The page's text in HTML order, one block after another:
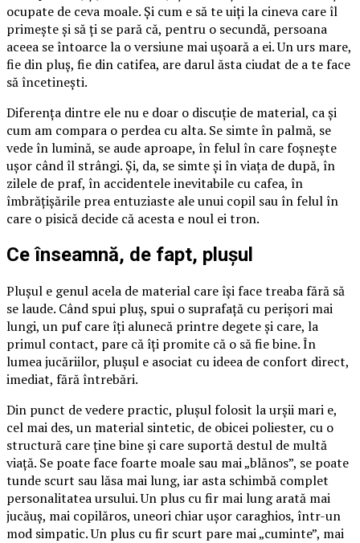
ocupate de ceva moale. Și cum e să te uiți la cineva care îl
primește și să ți se pară că, pentru o secundă, persoana
aceea se întoarce la o versiune mai ușoară a ei. Un urs mare,
fie din pluș, fie din catifea, are darul ăsta ciudat de a te face
să încetinești.
Diferența dintre ele nu e doar o discuție de material, ca și
cum am compara o perdea cu alta. Se simte în palmă, se
vede în lumină, se aude aproape, în felul în care foșnește
ușor când îl strângi. Și, da, se simte și în viața de după, în
zilele de praf, în accidentele inevitabile cu cafea, în
îmbrățișările prea entuziaste ale unui copil sau în felul în
care o pisică decide că acesta e noul ei tron.
Ce înseamnă, de fapt, plușul
Plușul e genul acela de material care își face treaba fără să
se laude. Când spui pluș, spui o suprafață cu perișori mai
lungi, un puf care îți alunecă printre degete și care, la
primul contact, pare că îți promite că o să fie bine. În
lumea jucăriilor, plușul e asociat cu ideea de confort direct,
imediat, fără întrebări.
Din punct de vedere practic, plușul folosit la urșii mari e,
cel mai des, un material sintetic, de obicei poliester, cu o
structură care ține bine și care suportă destul de multă
viață. Se poate face foarte moale sau mai „blănos”, se poate
tunde scurt sau lăsa mai lung, iar asta schimbă complet
personalitatea ursului. Un plus cu fir mai lung arată mai
jucăuș, mai copilăros, uneori chiar ușor caraghios, într-un
mod simpatic. Un plus cu fir scurt pare mai „cuminte”, mai